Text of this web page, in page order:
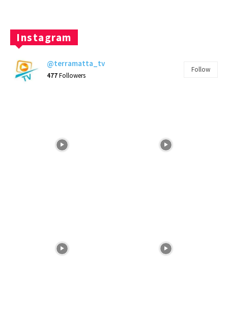
Instagram
@terramatta_tv
477Followers
Follow